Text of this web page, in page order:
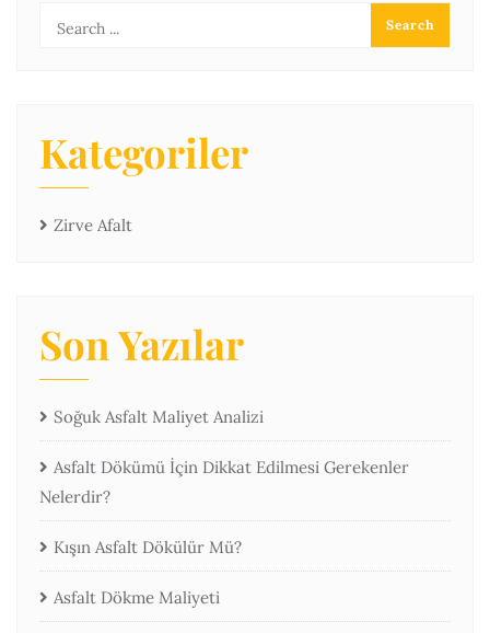
Kategoriler
Zirve Afalt
Son Yazılar
Soğuk Asfalt Maliyet Analizi
Asfalt Dökümü İçin Dikkat Edilmesi Gerekenler
Nelerdir?
Kışın Asfalt Dökülür Mü?
Asfalt Dökme Maliyeti